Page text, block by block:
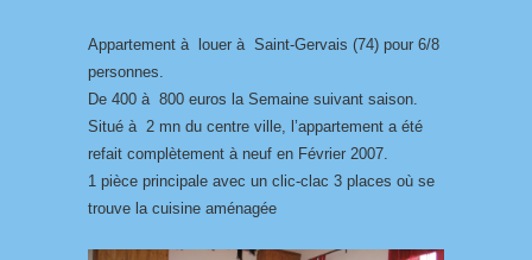
Appartement à louer à Saint-Gervais (74) pour 6/8
personnes.
De 400 à 800 euros la Semaine suivant saison.
Situé à 2 mn du centre ville, l’appartement a été
refait complètement à neuf en Février 2007.
1 pièce principale avec un clic-clac 3 places où se
trouve la cuisine aménagée